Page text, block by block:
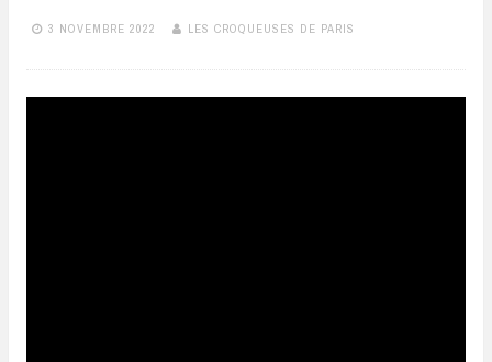
3 NOVEMBRE 2022 LES CROQUEUSES DE PARIS